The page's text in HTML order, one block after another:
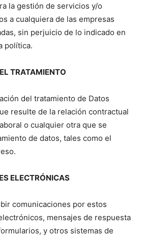
la gestión de servicios y/o
a cualquiera de las empresas
sin perjuicio de lo indicado en
política.
TRATAMIENTO
del tratamiento de Datos
resulte de la relación contractual
o cualquier otra que se
de datos, tales como el
ELECTRÓNICAS
comunicaciones por estos
mensajes de respuesta
y otros sistemas de